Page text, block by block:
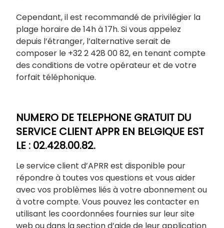
Cependant, il est recommandé de privilégier la
plage horaire de 14h à 17h. Si vous appelez
depuis l’étranger, l’alternative serait de
composer le +32 2 428 00 82, en tenant compte
des conditions de votre opérateur et de votre
forfait téléphonique.
NUMERO DE TELEPHONE GRATUIT DU
SERVICE CLIENT APPR EN BELGIQUE EST
LE : 02.428.00.82.
Le service client d’APRR est disponible pour
répondre à toutes vos questions et vous aider
avec vos problèmes liés à votre abonnement ou
à votre compte. Vous pouvez les contacter en
utilisant les coordonnées fournies sur leur site